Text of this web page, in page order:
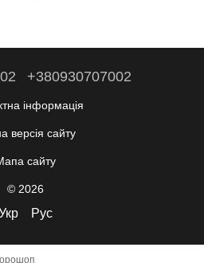
+380930707002
інформація
версія сайту
сайту
© 2026
Рус